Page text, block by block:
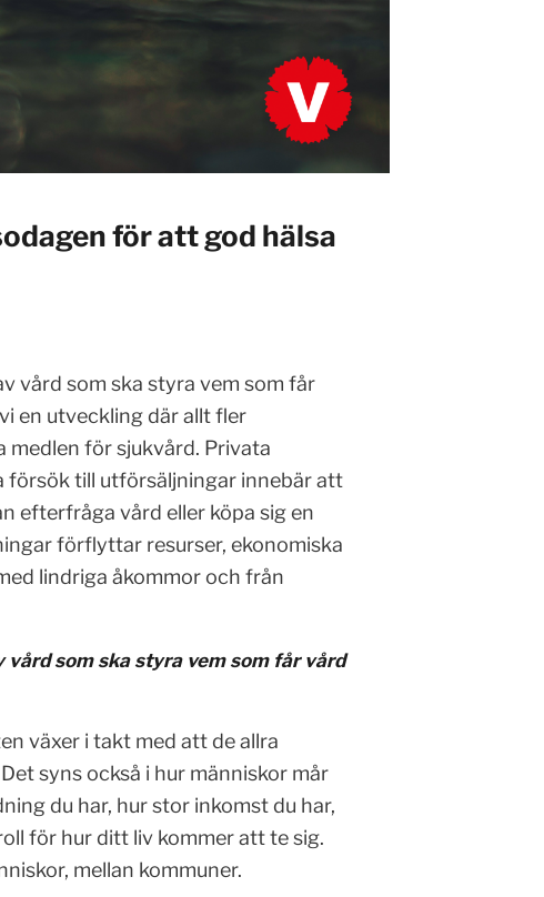
för att god hälsa
vård som ska styra vem som får
en utveckling där allt fler
för sjukvård. Privata
försök till utförsäljningar innebär att
efterfråga vård eller köpa sig en
förflyttar resurser, ekonomiska
lindriga åkommor och från
som ska styra vem som får vård
växer i takt med att de allra
syns också i hur människor mår
du har, hur stor inkomst du har,
för hur ditt liv kommer att te sig.
mellan kommuner.